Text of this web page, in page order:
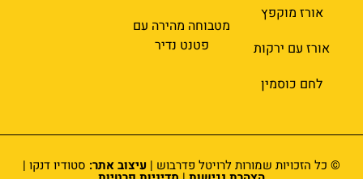
אורז מוקפץ
אורז עם ירקות
לחם כוסמין
מטבוחה מהירה עם
פטנט נדיר
© כל הזכויות שמורות לרויטל פדרבוש | עיצוב אתר: סטודיו דנקו |